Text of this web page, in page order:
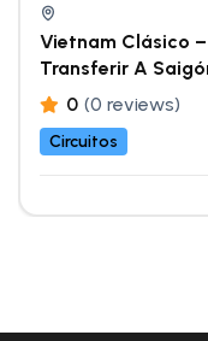
Vietnam Clásico –
Transferir A
0 (0 reviews)
Circuitos